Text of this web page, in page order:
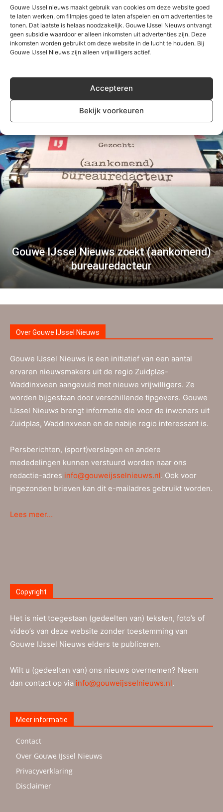
Gouwe IJssel nieuws maakt gebruik van cookies om deze website goed
te laten werken, om filmpjes goed te laten afspelen en om advertenties te
tonen. Dat laatste is helaas noodzakelijk. Gouwe IJssel Nieuws ontvangt
geen subsidie waardoor er alleen inkomsten uit advertenties zijn. Deze
inkomsten worden gebruikt om deze website in de lucht te houden. Bij
Gouwe IJssel Nieuws zijn alleen vrijwilligers actief.
Accepteren
Bekijk voorkeuren
Algemeen
Verkeer staat stil op A12 en A20
door ernstig ongeval bij Gouda
Gouwe IJssel Nieuws zoekt (aankomend)
bureauredacteur
Over Gouwe IJssel Nieuws
Gouwe IJssel Nieuws is een initiatief van een aantal
ervaren nieuwsmakers uit de regio Zuidplas-
Waddinxveen aangevuld met nieuwe vrijwilligers. Ze
worden bijgestaan door verschillende tipgevers. Gouwe
IJssel Nieuws brengt informatie die voor de inwoners uit
Zuidplas, Waddinxveen en de nabije regio interessant is.
Persberichten, (sport)verslagen en andere
mededelingen kunnen verstuurd worden naar ons
redactie-adres info@gouweijsselnieuws.nl. Ook voor
ingezonden brieven kan dit e-mailadres gebruikt worden.
Lees meer…
Copyright
Het is niet toegestaan (gedeelten van) teksten, foto’s of
video’s van deze website zonder toestemming van
Gouwe IJssel Nieuws elders te publiceren.
Wilt u (gedeelten van) ons nieuws overnemen? Neem
dan contact op via info@gouweijsselnieuws.nl.
Meer informatie
Contact
Over Gouwe IJssel Nieuws
Privacyverklaring
Disclaimer